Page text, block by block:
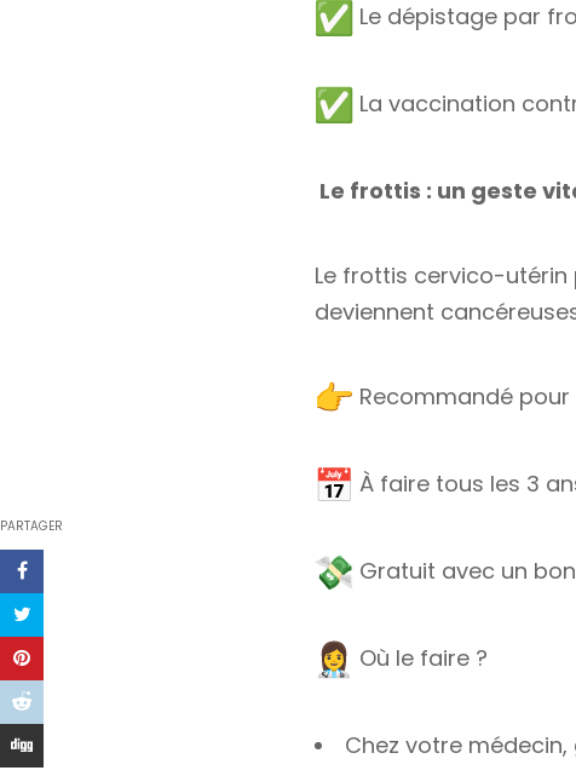
PARTAGER
Le dépistage par
La vaccination
Le frottis : un geste
Le frottis cervico-utérin
deviennent
Recommandé
À faire tous les 3
Gratuit avec un
Où le faire ?
Chez votre